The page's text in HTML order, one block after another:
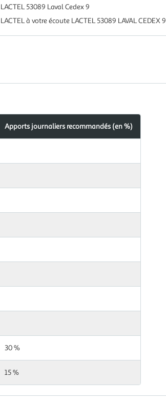
LACTEL 53089 Laval Cedex 9
LACTEL à votre écoute LACTEL 53089 LAVAL CEDEX 9
Apports journaliers recommandés (en %)
30 %
15 %